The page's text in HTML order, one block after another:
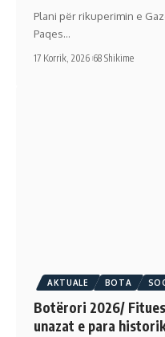
Plani për rikuperimin e
Paqes…
17 Korrik, 2026 68 Shikime
AKTUALE BOTA
Botërori 2026/
unazat e para